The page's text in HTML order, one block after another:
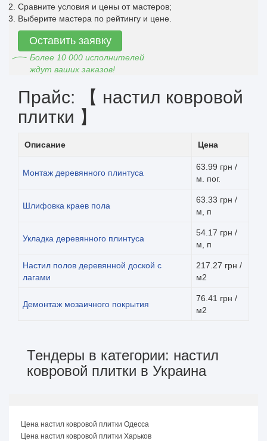
Сравните условия и цены от мастеров;
Выберите мастера по рейтингу и цене.
Оставить заявку
Более 10 000 исполнителей
ждут ваших заказов!
Прайс: 【 настил ковровой
плитки 】
Описание Цена
Монтаж деревянного плинтуса
63.99 грн /
м. пог.
Шлифовка краев пола
63.33 грн /
м, п
Укладка деревянного плинтуса
54.17 грн /
м, п
Настил полов деревянной доской с
лагами
217.27 грн /
м2
Демонтаж мозаичного покрытия
76.41 грн /
м2
Тендеры в категории: настил
ковровой плитки в Украина
Цена настил ковровой плитки Одесса
Цена настил ковровой плитки Харьков